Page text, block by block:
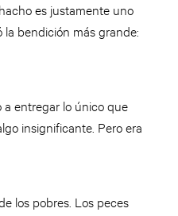
es justamente uno
la bendición más grande:
a entregar lo único que
insignificante. Pero era
los pobres. Los peces